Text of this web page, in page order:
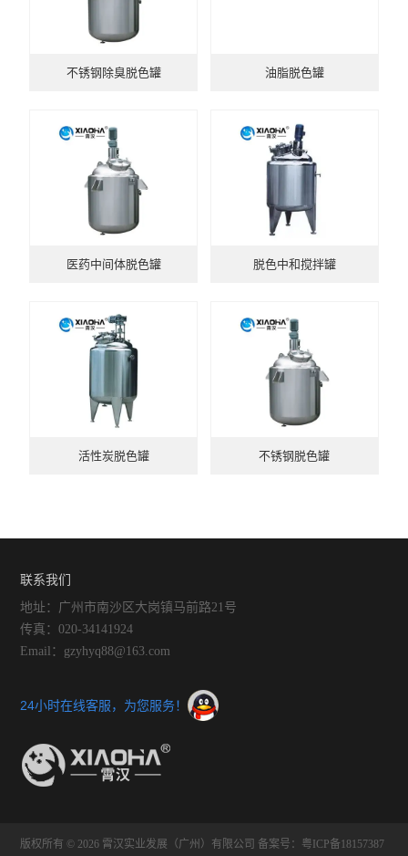
不锈钢除臭脱色罐 油脂脱色罐
医药中间体脱色罐 脱色中和搅拌罐
活性炭脱色罐 不锈钢脱色罐
联系我们
地址：广州市南沙区大岗镇马前路21号
传真：020-34141924
Email：gzyhyq88@163.com
24小时在线客服，为您服务！
版权所有 © 2026 霄汉实业发展（广州）有限公司 备案号：粤ICP备18157387